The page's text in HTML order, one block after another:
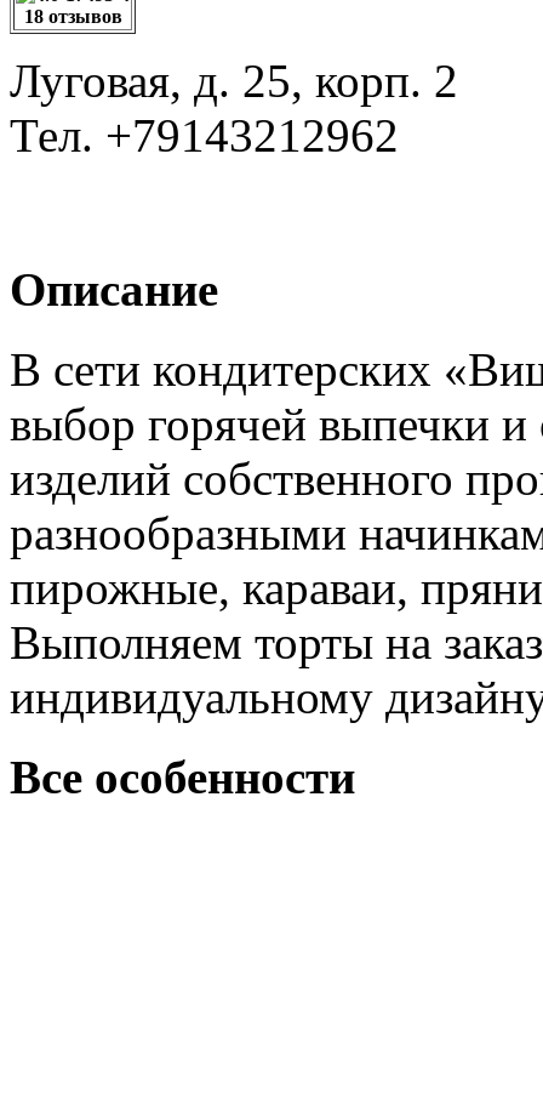
18 отзывов
Луговая, д. 25, корп. 2
Тел. +79143212962
Описание
В сети кондитерских
выбор горячей выпечки
изделий собственного
разнообразными
пирожные, караваи,
Выполняем торты на
индивидуальному
Все особенности